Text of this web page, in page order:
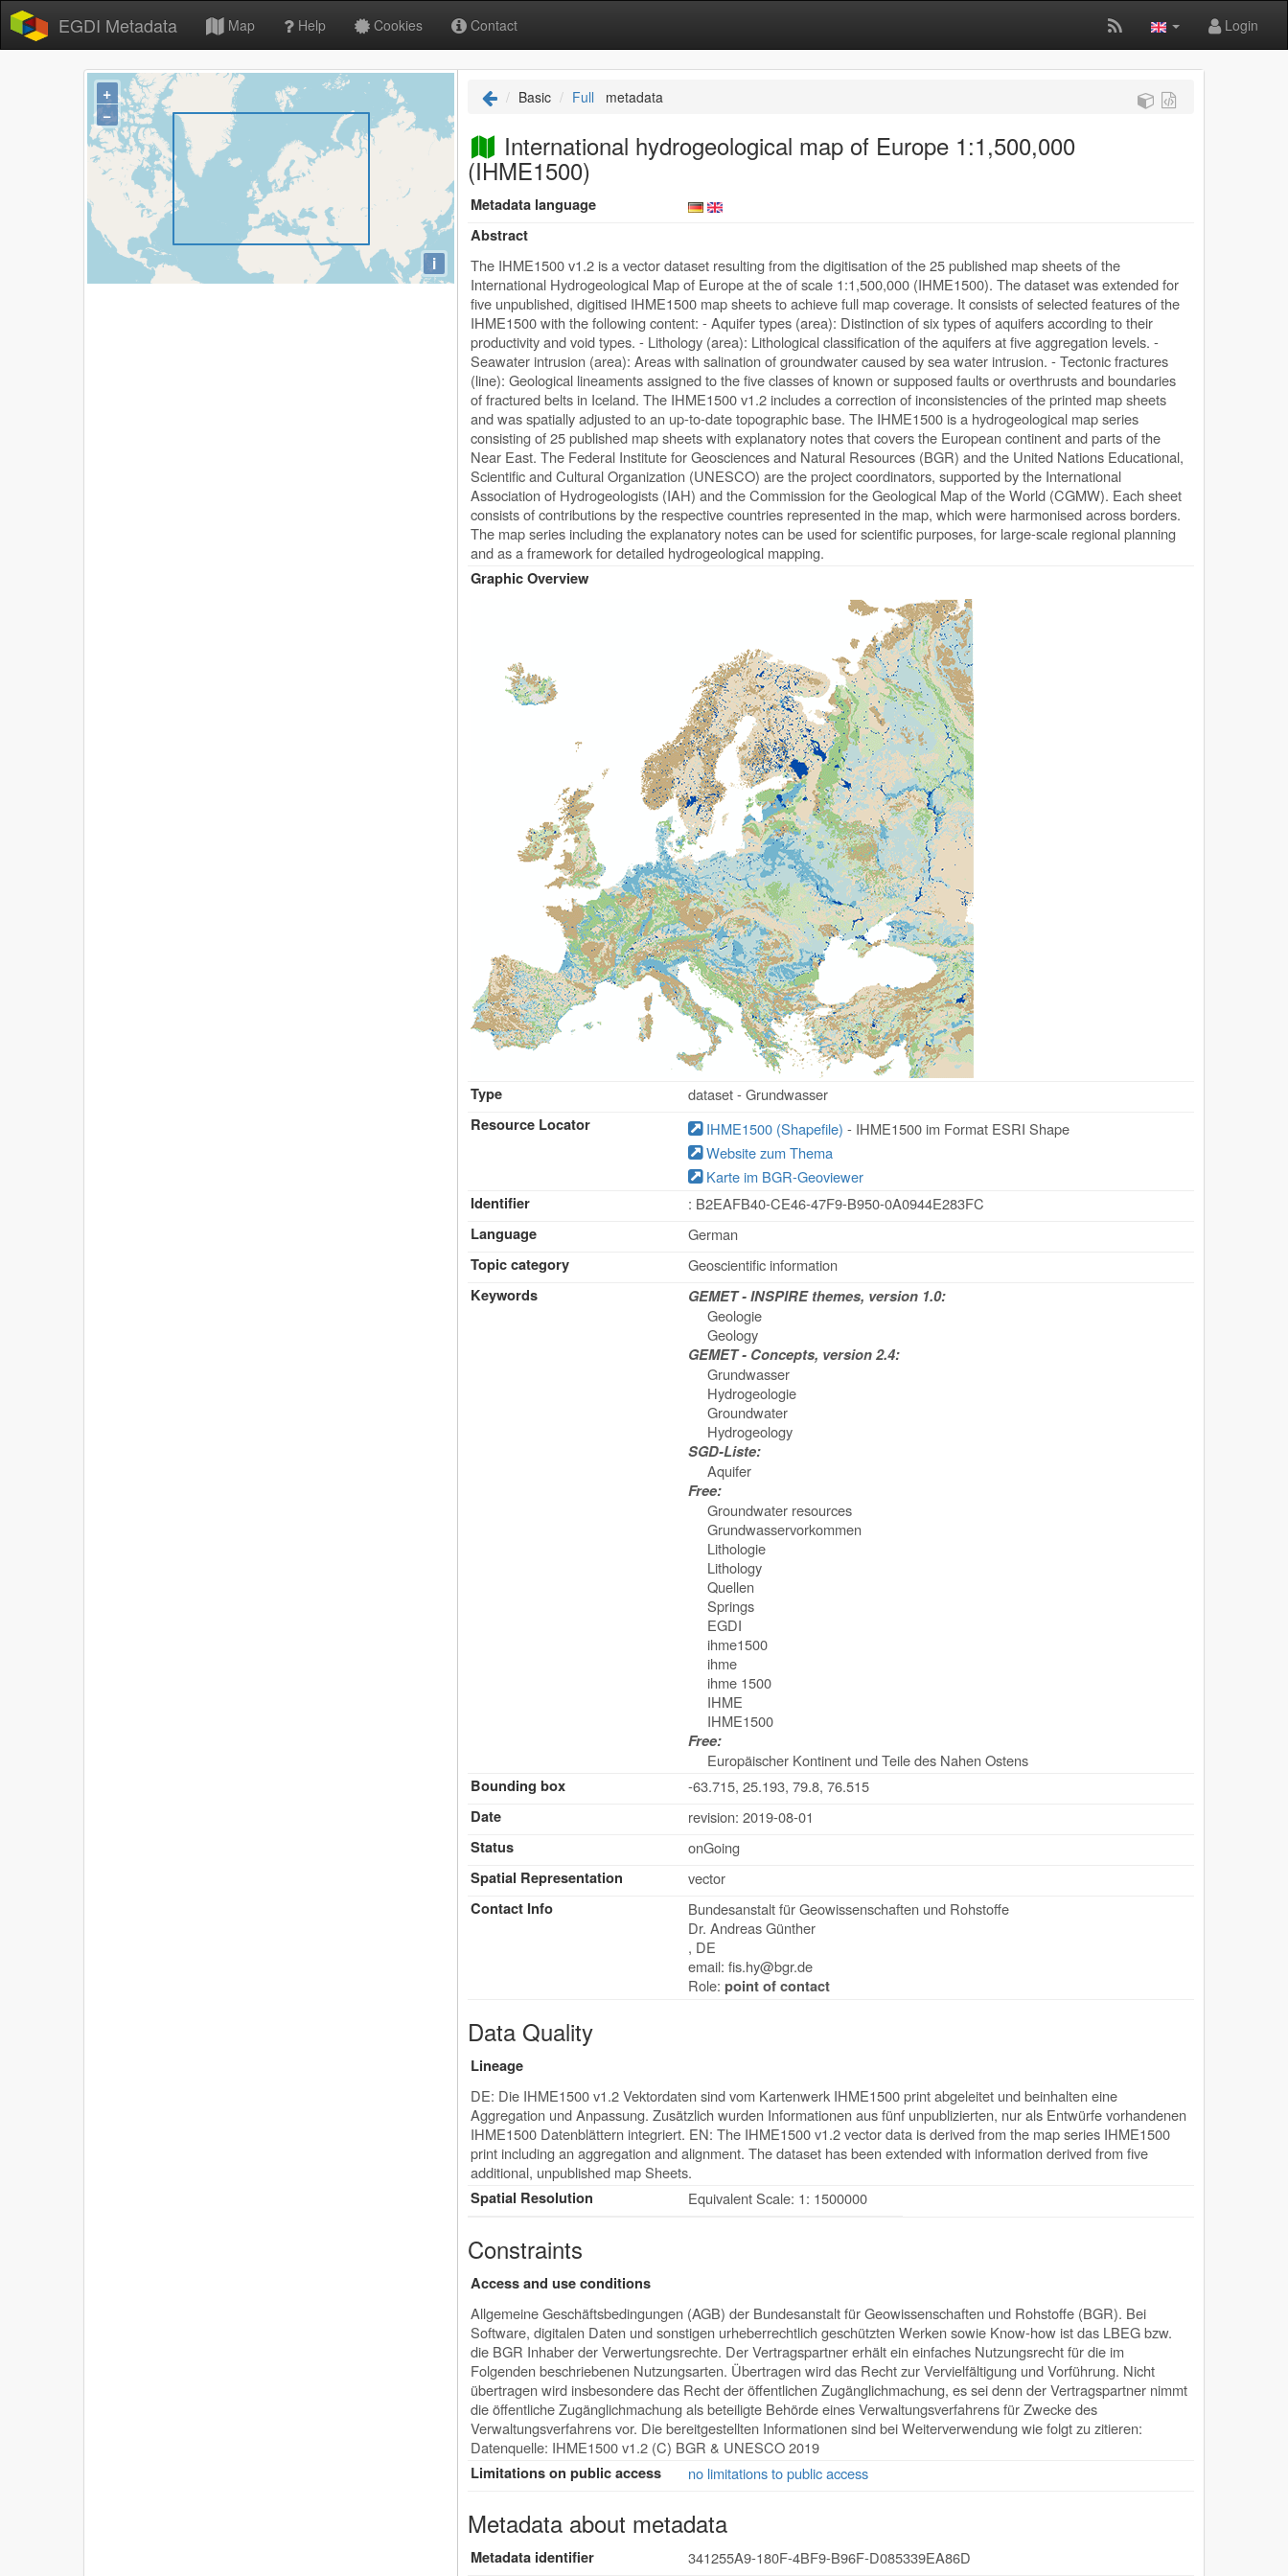
EGDI Metadata Map Help Cookies Contact Login
+
−
i
Basic Full metadata
International hydrogeological map of Europe 1:1,500,000
(IHME1500)
Metadata language
Abstract
The IHME1500 v1.2 is a vector dataset resulting from the digitisation of the 25 published map sheets of the
International Hydrogeological Map of Europe at the of scale 1:1,500,000 (IHME1500). The dataset was extended for
five unpublished, digitised IHME1500 map sheets to achieve full map coverage. It consists of selected features of the
IHME1500 with the following content: - Aquifer types (area): Distinction of six types of aquifers according to their
productivity and void types. - Lithology (area): Lithological classification of the aquifers at five aggregation levels. -
Seawater intrusion (area): Areas with salination of groundwater caused by sea water intrusion. - Tectonic fractures
(line): Geological lineaments assigned to the five classes of known or supposed faults or overthrusts and boundaries
of fractured belts in Iceland. The IHME1500 v1.2 includes a correction of inconsistencies of the printed map sheets
and was spatially adjusted to an up-to-date topographic base. The IHME1500 is a hydrogeological map series
consisting of 25 published map sheets with explanatory notes that covers the European continent and parts of the
Near East. The Federal Institute for Geosciences and Natural Resources (BGR) and the United Nations Educational,
Scientific and Cultural Organization (UNESCO) are the project coordinators, supported by the International
Association of Hydrogeologists (IAH) and the Commission for the Geological Map of the World (CGMW). Each sheet
consists of contributions by the respective countries represented in the map, which were harmonised across borders.
The map series including the explanatory notes can be used for scientific purposes, for large-scale regional planning
and as a framework for detailed hydrogeological mapping.
Graphic Overview
Type
dataset - Grundwasser
Resource Locator
IHME1500 (Shapefile) - IHME1500 im Format ESRI Shape
Website zum Thema
Karte im BGR-Geoviewer
Identifier
: B2EAFB40-CE46-47F9-B950-0A0944E283FC
Language
German
Topic category
Geoscientific information
Keywords
GEMET - INSPIRE themes, version 1.0:
Geologie
Geology
GEMET - Concepts, version 2.4:
Grundwasser
Hydrogeologie
Groundwater
Hydrogeology
SGD-Liste:
Aquifer
Free:
Groundwater resources
Grundwasservorkommen
Lithologie
Lithology
Quellen
Springs
EGDI
ihme1500
ihme
ihme 1500
IHME
IHME1500
Free:
Europäischer Kontinent und Teile des Nahen Ostens
Bounding box
-63.715, 25.193, 79.8, 76.515
Date
revision: 2019-08-01
Status
onGoing
Spatial Representation
vector
Contact Info
Bundesanstalt für Geowissenschaften und Rohstoffe
Dr. Andreas Günther
, DE
email:fis.hy@bgr.de
Role:point of contact
Data Quality
Lineage
DE: Die IHME1500 v1.2 Vektordaten sind vom Kartenwerk IHME1500 print abgeleitet und beinhalten eine
Aggregation und Anpassung. Zusätzlich wurden Informationen aus fünf unpublizierten, nur als Entwürfe vorhandenen
IHME1500 Datenblättern integriert. EN: The IHME1500 v1.2 vector data is derived from the map series IHME1500
print including an aggregation and alignment. The dataset has been extended with information derived from five
additional, unpublished map Sheets.
Spatial Resolution
Equivalent Scale: 1: 1500000
Constraints
Access and use conditions
Allgemeine Geschäftsbedingungen (AGB) der Bundesanstalt für Geowissenschaften und Rohstoffe (BGR). Bei
Software, digitalen Daten und sonstigen urheberrechtlich geschützten Werken sowie Know-how ist das LBEG bzw.
die BGR Inhaber der Verwertungsrechte. Der Vertragspartner erhält ein einfaches Nutzungsrecht für die im
Folgenden beschriebenen Nutzungsarten. Übertragen wird das Recht zur Vervielfältigung und Vorführung. Nicht
übertragen wird insbesondere das Recht der öffentlichen Zugänglichmachung, es sei denn der Vertragspartner nimmt
die öffentliche Zugänglichmachung als beteiligte Behörde eines Verwaltungsverfahrens für Zwecke des
Verwaltungsverfahrens vor. Die bereitgestellten Informationen sind bei Weiterverwendung wie folgt zu zitieren:
Datenquelle: IHME1500 v1.2 (C) BGR & UNESCO 2019
Limitations on public access
no limitations to public access
Metadata about metadata
Metadata identifier 341255A9-180F-4BF9-B96F-D085339EA86D